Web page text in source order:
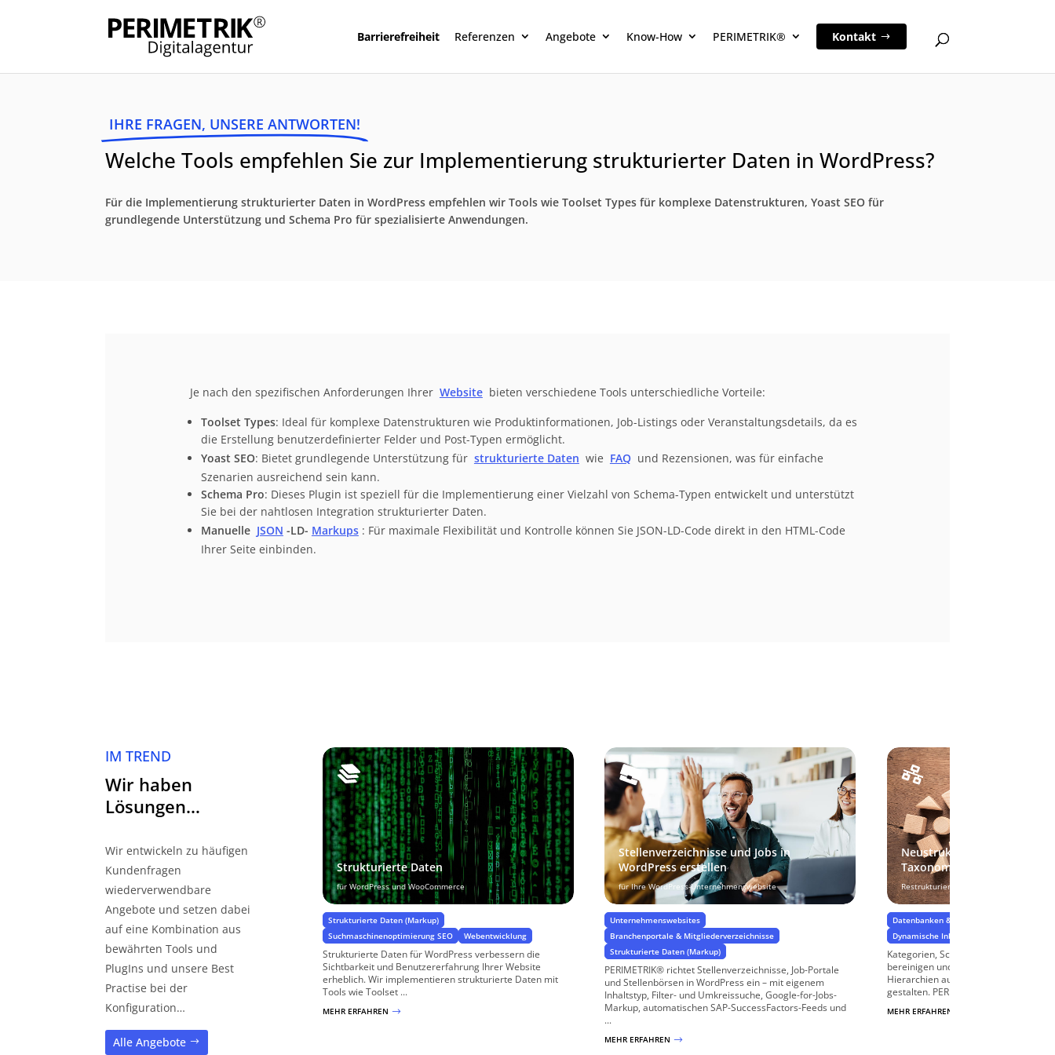
Barrierefreiheit Referenzen Angebote Know-How PERIMETRIK® Kontakt
IHRE FRAGEN, UNSERE ANTWORTEN!
Welche Tools empfehlen Sie zur Implementierung strukturierter Daten in WordPress?
Für die Implementierung strukturierter Daten in WordPress empfehlen wir Tools wie Toolset Types für komplexe Datenstrukturen, Yoast SEO für
grundlegende Unterstützung und Schema Pro für spezialisierte Anwendungen.
Je nach den spezifischen Anforderungen Ihrer Website bieten verschiedene Tools unterschiedliche Vorteile:
Toolset Types: Ideal für komplexe Datenstrukturen wie Produktinformationen, Job-Listings oder Veranstaltungsdetails, da es
die Erstellung benutzerdefinierter Felder und Post-Typen ermöglicht.
Yoast SEO: Bietet grundlegende Unterstützung für strukturierte Daten wie FAQ und Rezensionen, was für einfache
Szenarien ausreichend sein kann.
Schema Pro: Dieses Plugin ist speziell für die Implementierung einer Vielzahl von Schema-Typen entwickelt und unterstützt
Sie bei der nahtlosen Integration strukturierter Daten.
Manuelle JSON -LD- Markups : Für maximale Flexibilität und Kontrolle können Sie JSON-LD-Code direkt in den HTML-Code
Ihrer Seite einbinden.
IM TREND
Wir haben
Lösungen…
Wir entwickeln zu häufigen
Kundenfragen
wiederverwendbare
Angebote und setzen dabei
auf eine Kombination aus
bewährten Tools und
PlugIns und unsere Best
Practise bei der
Konfiguration…
Alle Angebote
Strukturierte Daten
für WordPress und WooCommerce
Strukturierte Daten (Markup)
Suchmaschinenoptimierung SEO
Webentwicklung
Strukturierte Daten für WordPress verbessern die
Sichtbarkeit und Benutzererfahrung Ihrer Website
erheblich. Wir implementieren strukturierte Daten mit
Tools wie Toolset ...
MEHR ERFAHREN $
Stellenverzeichnisse und Jobs in
WordPress erstellen
für Ihre WordPress-Unternehmenswebsite
Unternehmenswebsites
Branchenportale & Mitgliederverzeichnisse
Strukturierte Daten (Markup)
PERIMETRIK® richtet Stellenverzeichnisse, Job-Portale
und Stellenbörsen in WordPress ein – mit eigenem
Inhaltstyp, Filter- und Umkreissuche, Google-for-Jobs-
Markup, automatischen SAP-SuccessFactors-Feeds und
...
MEHR ERFAHREN $
Neustrukturierung von
Taxonomien für WordPress
Restrukturierung ohne Datenverluste
Datenbanken & Kataloge
Dynamische Inhalte & Benutzerführung
Kategorien, Schlagworte und
bereinigen und restrukturieren:
Hierarchien aufbauen, Archivseiten
gestalten. PERIMETRIK® optimiert ...
MEHR ERFAHREN